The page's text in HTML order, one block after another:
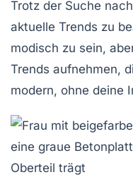
Trotz der Suche
aktuelle Trends zu
modisch zu sein,
Trends aufnehmen,
modern, ohne deine